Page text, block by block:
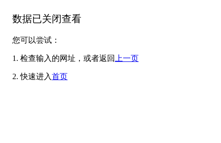
数据已关闭查看
您可以尝试：
1. 检查输入的网址，或者返回 上一页
2. 快速进入首页